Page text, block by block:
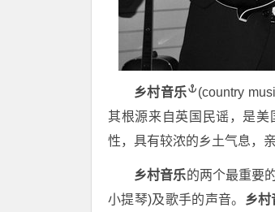
乡村音乐
(country
其根源来自英国民谣，是美
性，具有较浓的乡土气息，
乡村音乐的两个最重要
小提琴)及歌手的声音。 乡村